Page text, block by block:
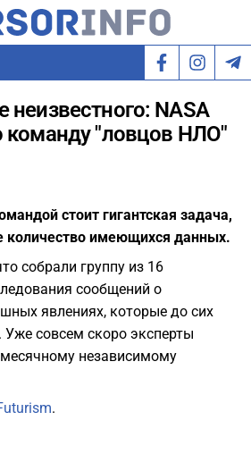
неизвестного: NASA
команду "ловцов НЛО"
стоит гигантская задача,
количество имеющихся данных.
собрали группу из 16
сообщений о
явлениях, которые до сих
совсем скоро эксперты
независимому
.